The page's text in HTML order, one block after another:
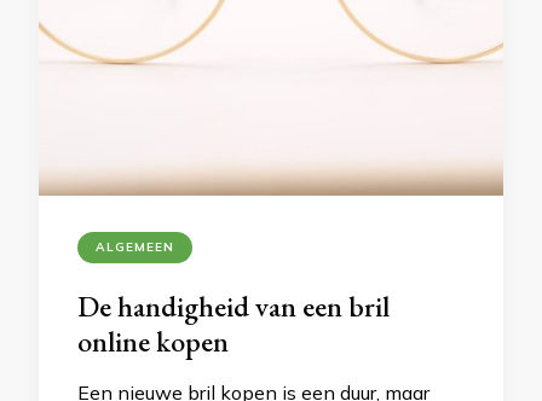
ALGEMEEN
De handigheid van een bril
online kopen
Een nieuwe bril kopen is een duur, maar